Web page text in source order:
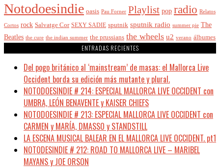
Notodoesindie oasis Pau Forner Playlist pop radio Relatos
Cortos rock Salvatge Cor SEXY SADIE sputnik sputnik radio summer pie The
Beatles the cure the indian summer the prussians the wheels u2 verano álbumes
ENTRADAS RECIENTES
Del pogo británico al ‘mainstream’ de masas: el Mallorca Live
Occident borda su edición más mutante y plural.
NOTODOESINDIE # 214: ESPECIAL MALLORCA LIVE OCCIDENT con
UMBRA, LEÓN BENAVENTE y KAISER CHIEFS
NOTODOESINDIE # 213: ESPECIAL MALLORCA LIVE OCCIDENT con
CARMEN y MARÍA, DMASSO y STANDSTILL
LA ESCENA MUSICAL BALEAR EN EL MALLORCA LIVE OCCIDENT. pt1
NOTODESINDIE # 212: ROAD TO MALLORCA LIVE – MARIBEL
MAYANS y JOE ORSON